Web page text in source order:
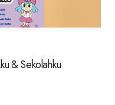
& Sekolahku